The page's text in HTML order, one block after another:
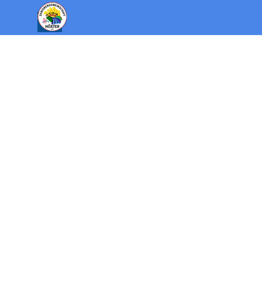
Direkt zum Seiteninhalt
Menü überspringen